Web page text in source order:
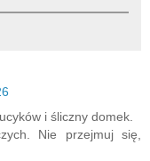
i śliczny domek.
Nie przejmuj się,